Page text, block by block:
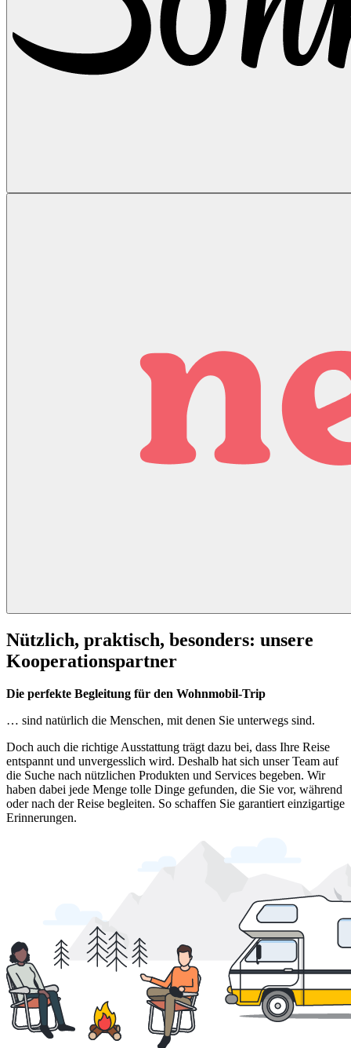
Nützlich, praktisch, besonders: unsere
Kooperationspartner
Die perfekte Begleitung für den Wohnmobil-Trip
… sind natürlich die Menschen, mit denen Sie unterwegs sind.
Doch auch die richtige Ausstattung trägt dazu bei, dass Ihre Reise
entspannt und unvergesslich wird. Deshalb hat sich unser Team auf
die Suche nach nützlichen Produkten und Services begeben. Wir
haben dabei jede Menge tolle Dinge gefunden, die Sie vor, während
oder nach der Reise begleiten. So schaffen Sie garantiert einzigartige
Erinnerungen.